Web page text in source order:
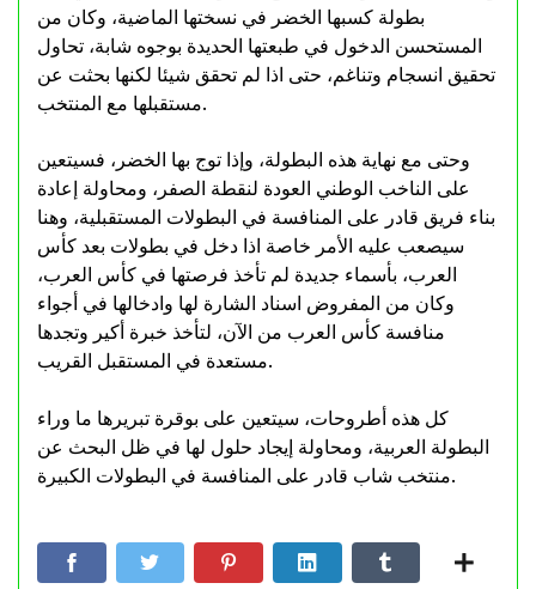
بطولة كسبها الخضر في نسختها الماضية، وكان من
المستحسن الدخول في طبعتها الحديدة بوجوه شابة، تحاول
تحقيق انسجام وتناغم، حتى اذا لم تحقق شيئا لكنها بحثت عن
مستقبلها مع المنتخب.
وحتى مع نهاية هذه البطولة، وإذا توج بها الخضر، فسيتعين
على الناخب الوطني العودة لنقطة الصفر، ومحاولة إعادة
بناء فريق قادر على المنافسة في البطولات المستقبلية، وهنا
سيصعب عليه الأمر خاصة اذا دخل في بطولات بعد كأس
العرب، بأسماء جديدة لم تأخذ فرصتها في كأس العرب،
وكان من المفروض اسناد الشارة لها وادخالها في أجواء
منافسة كأس العرب من الآن، لتأخذ خبرة أكير وتجدها
مستعدة في المستقبل القريب.
كل هذه أطروحات، سيتعين على بوقرة تبريرها ما وراء
البطولة العربية، ومحاولة إيجاد حلول لها في ظل البحث عن
منتخب شاب قادر على المنافسة في البطولات الكبيرة.